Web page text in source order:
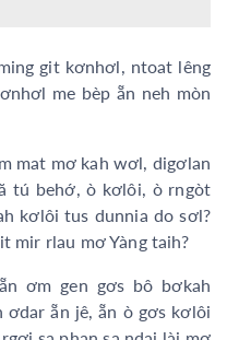
git kơnhơl, ntoat lêng
me bèp ẵn neh mòn
mat mơ kah wơl, digơlan
tú behớ, ò kơlôi, ò rngòt
kơlôi tus dunnia do sơl?
mir rlau mơ Yàng taih?
ơm gen gơs bô bơkah
ẵn jê, ẵn ò gơs kơlôi